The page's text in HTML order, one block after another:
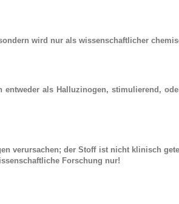
wird nur als wissenschaftlicher
entweder als Halluzinogen, stimulierend,
verursachen; der Stoff ist nicht klinisch
Forschung nur!